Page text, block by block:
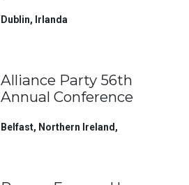
Dublin, Irlanda
Alliance Party 56th
Annual Conference
Belfast, Northern Ireland ,